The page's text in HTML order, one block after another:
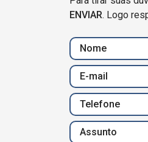
ENVIAR. Logo